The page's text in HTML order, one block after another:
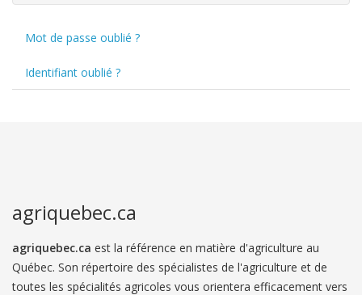
Mot de passe oublié ?
Identifiant oublié ?
agriquebec.ca
agriquebec.ca est la référence en matière d'agriculture au
Québec. Son répertoire des spécialistes de l'agriculture et de
toutes les spécialités agricoles vous orientera efficacement vers